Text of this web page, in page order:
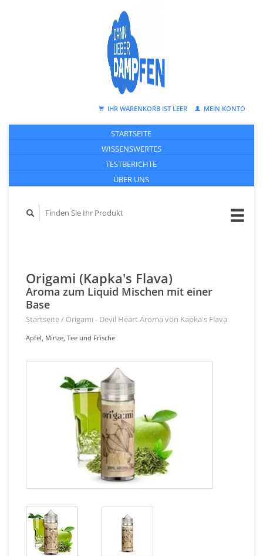
IHR WARENKORB IST LEER MEIN KONTO
STARTSEITE
WISSENSWERTES
TESTBERICHTE
ÜBER UNS
Origami (Kapka's Flava)
Aroma zum Liquid Mischen mit einer
Base
Startseite/ Origami - Devil Heart Aroma von Kapka's Flava
Apfel, Minze, Tee und Frische